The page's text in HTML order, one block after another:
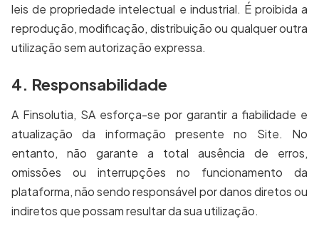
leis de propriedade intelectual e industrial. É proibida a
reprodução, modificação, distribuição ou qualquer outra
utilização sem autorização expressa.
4. Responsabilidade
A Finsolutia, SA esforça-se por garantir a fiabilidade e
atualização da informação presente no Site. No
entanto, não garante a total ausência de erros,
omissões ou interrupções no funcionamento da
plataforma, não sendo responsável por danos diretos ou
indiretos que possam resultar da sua utilização.